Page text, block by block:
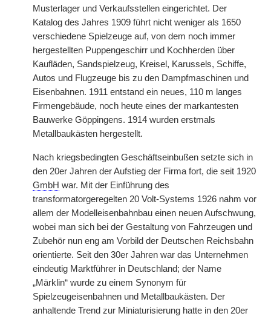
Musterlager und Verkaufsstellen eingerichtet. Der
Katalog des Jahres 1909 führt nicht weniger als 1650
verschiedene Spielzeuge auf, von dem noch immer
hergestellten Puppengeschirr und Kochherden über
Kaufläden, Sandspielzeug, Kreisel, Karussels, Schiffe,
Autos und Flugzeuge bis zu den Dampfmaschinen und
Eisenbahnen. 1911 entstand ein neues, 110 m langes
Firmengebäude, noch heute eines der markantesten
Bauwerke Göppingens. 1914 wurden erstmals
Metallbaukästen hergestellt.
Nach kriegsbedingten Geschäftseinbußen setzte sich in
den 20er Jahren der Aufstieg der Firma fort, die seit 1920
GmbH war. Mit der Einführung des
transformatorgeregelten 20 Volt-Systems 1926 nahm vor
allem der Modelleisenbahnbau einen neuen Aufschwung,
wobei man sich bei der Gestaltung von Fahrzeugen und
Zubehör nun eng am Vorbild der Deutschen Reichsbahn
orientierte. Seit den 30er Jahren war das Unternehmen
eindeutig Marktführer in Deutschland; der Name
„Märklin“ wurde zu einem Synonym für
Spielzeugeisenbahnen und Metallbaukästen. Der
anhaltende Trend zur Miniaturisierung hatte in den 20er